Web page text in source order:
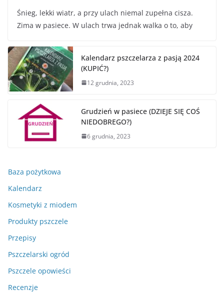
Śnieg, lekki wiatr, a przy ulach niemal zupełna cisza.
Zima w pasiece. W ulach trwa jednak walka o to, aby
Kalendarz pszczelarza z pasją 2024
(KUPIĆ?)
12 grudnia, 2023
Grudzień w pasiece (DZIEJE SIĘ COŚ
NIEDOBREGO?)
6 grudnia, 2023
Baza pożytkowa
Kalendarz
Kosmetyki z miodem
Produkty pszczele
Przepisy
Pszczelarski ogród
Pszczele opowieści
Recenzje